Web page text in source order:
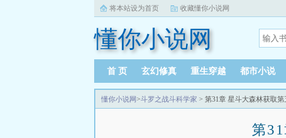
将本站设为首页 收藏懂你小说网
懂你小说网
首 页 玄幻修真 重生穿越 都市小说
懂你小说网>斗罗之战斗科学家 > 第31章 星斗大森林获取第
第